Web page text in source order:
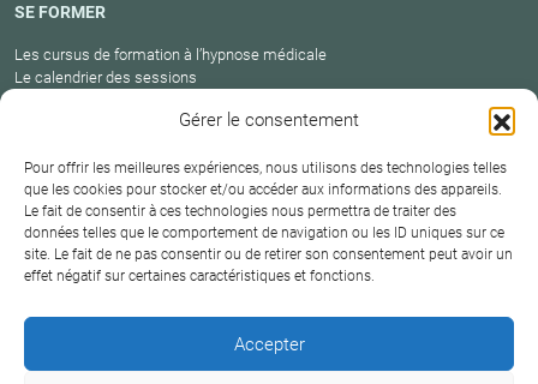
Gérer le consentement
Pour offrir les meilleures expériences, nous utilisons des technologies telles
que les cookies pour stocker et/ou accéder aux informations des appareils.
Le fait de consentir à ces technologies nous permettra de traiter des
données telles que le comportement de navigation ou les ID uniques sur ce
site. Le fait de ne pas consentir ou de retirer son consentement peut avoir un
effet négatif sur certaines caractéristiques et fonctions.
Accepter
SE FORMER
Les cursus de formation à l’hypnose médicale
Le calendrier des sessions
Mentions
légales
Conditions
générales de
vente
Plan
du site
Contact
Protection
des données
basque © 2026